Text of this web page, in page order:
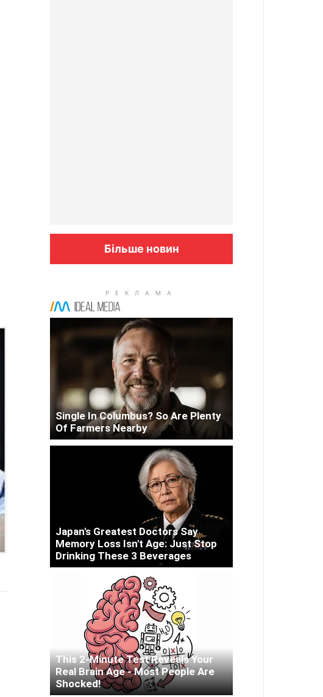
Більше новин
Single In Columbus? So Are Plenty
Of Farmers Nearby
Japan's Greatest Doctors Say
Memory Loss Isn't Age: Just Stop
Drinking These 3 Beverages
This 2-Minute Test Reveals Your
Real Brain Age - Most People Are
Shocked!